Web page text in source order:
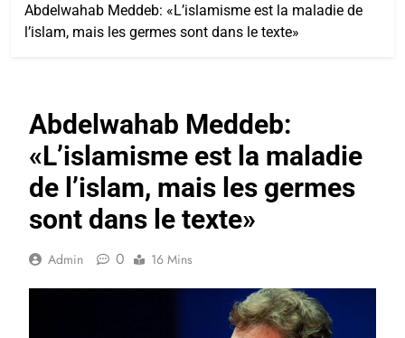
Abdelwahab Meddeb: «L’islamisme est la maladie de
l’islam, mais les germes sont dans le texte»
Abdelwahab Meddeb:
«L’islamisme est la maladie
de l’islam, mais les germes
sont dans le texte»
Admin 0 16 Mins